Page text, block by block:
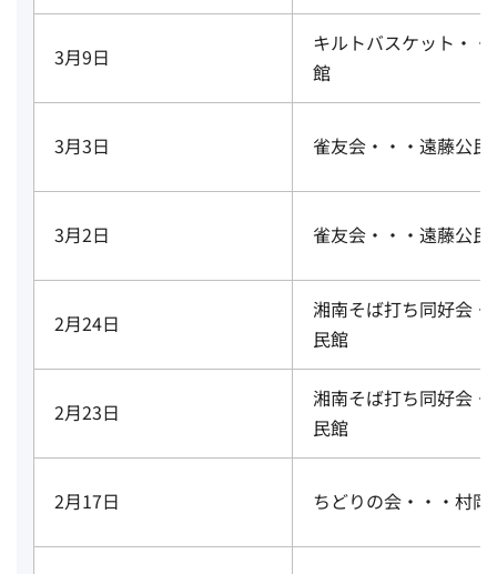
3月9日
キルトバスケット・
館
3月3日 雀友会・・・遠藤公民
3月2日 雀友会・・・遠藤公民
2月24日
湘南そば打ち同好会・
民館
2月23日
湘南そば打ち同好会・
民館
2月17日 ちどりの会・・・村岡